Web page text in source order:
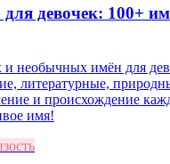
девочек: 100+
и необычных имён для
литературные,
и происхождение
имя!